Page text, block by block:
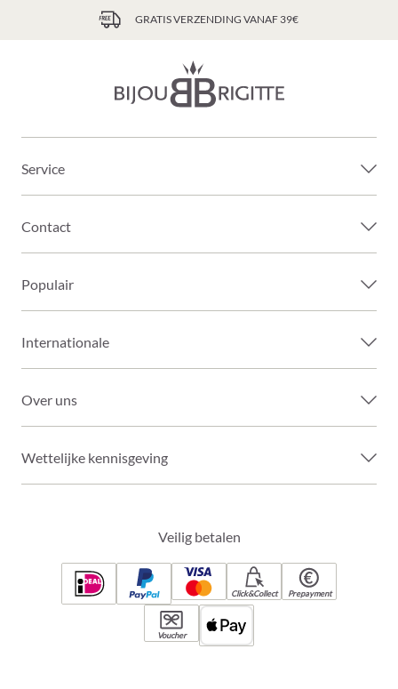
GRATIS VERZENDING VANAF 39€
Service
Contact
Populair
Internationale
Over uns
Wettelijke kennisgeving
Veilig betalen
Click&Collect Prepayment
Voucher